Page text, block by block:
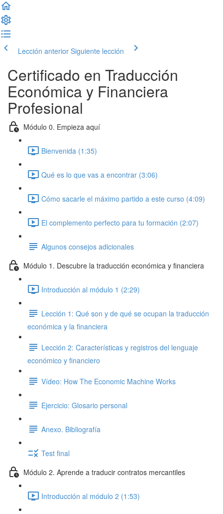
Lección anterior Siguiente lección
Certificado en Traducción
Económica y Financiera
Profesional
Módulo 0. Empieza aquí
Bienvenida (1:35)
Qué es lo que vas a encontrar (3:06)
Cómo sacarle el máximo partido a este curso (4:09)
El complemento perfecto para tu formación (2:07)
Algunos consejos adicionales
Módulo 1. Descubre la traducción económica y financiera
Introducción al módulo 1 (2:29)
Lección 1: Qué son y de qué se ocupan la traducción
económica y la financiera
Lección 2: Características y registros del lenguaje
económico y financiero
Vídeo: How The Economic Machine Works
Ejercicio: Glosario personal
Anexo. Bibliografía
Test final
Módulo 2. Aprende a traducir contratos mercantiles
Introducción al módulo 2 (1:53)